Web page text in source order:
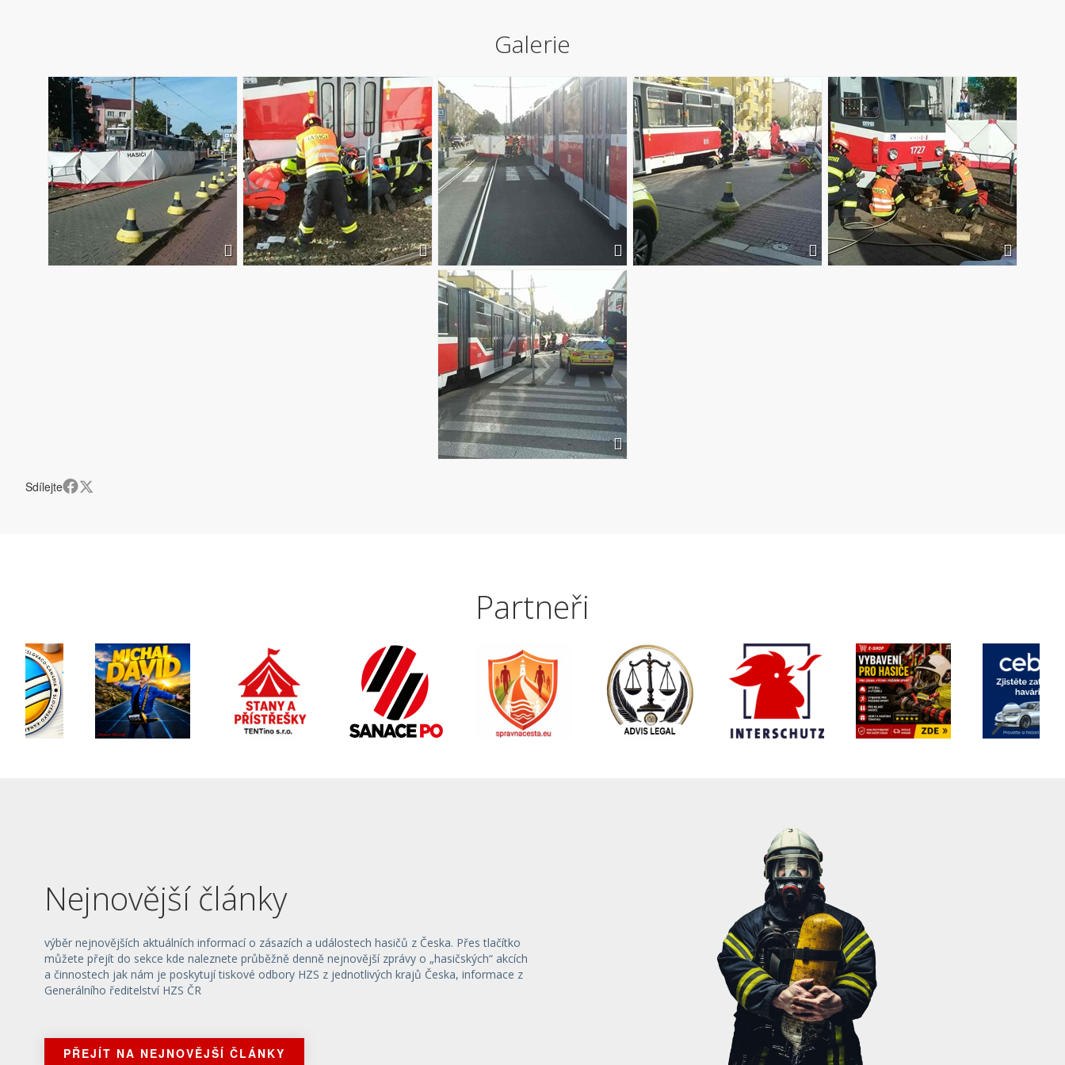
Galerie
Sdílejte
Partneři
Nejnovější články
výběr nejnovějších aktuálních informací o zásazích a událostech hasičů z Česka. Přes tlačítko
můžete přejít do sekce kde naleznete průběžně denně nejnovější zprávy o „hasičských“ akcích
a činnostech jak nám je poskytují tiskové odbory HZS z jednotlivých krajů Česka, informace z
Generálního ředitelství HZS ČR
PŘEJÍT NA NEJNOVĚJŠÍ ČLÁNKY